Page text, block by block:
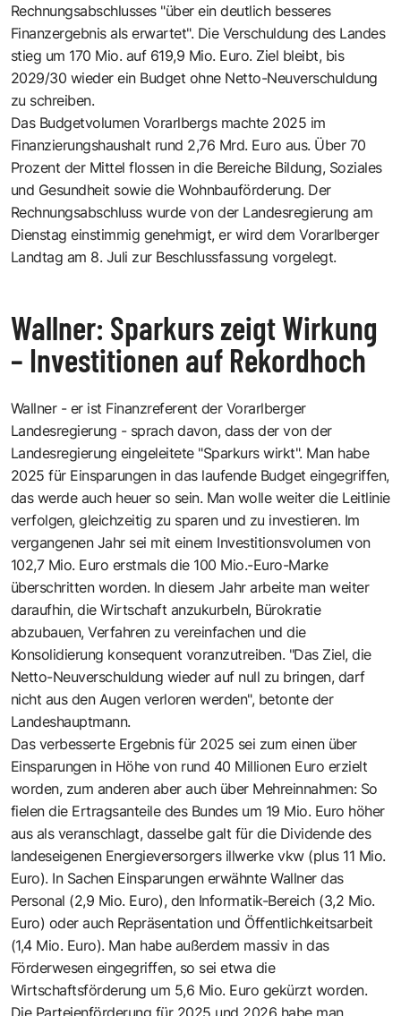
Rechnungsabschlusses "über ein deutlich besseres
Finanzergebnis als erwartet". Die Verschuldung des Landes
stieg um 170 Mio. auf 619,9 Mio. Euro. Ziel bleibt, bis
2029/30 wieder ein Budget ohne Netto-Neuverschuldung
zu schreiben.
Das Budgetvolumen Vorarlbergs machte 2025 im
Finanzierungshaushalt rund 2,76 Mrd. Euro aus. Über 70
Prozent der Mittel flossen in die Bereiche Bildung, Soziales
und Gesundheit sowie die Wohnbauförderung. Der
Rechnungsabschluss wurde von der Landesregierung am
Dienstag einstimmig genehmigt, er wird dem Vorarlberger
Landtag am 8. Juli zur Beschlussfassung vorgelegt.
Wallner: Sparkurs zeigt Wirkung
– Investitionen auf Rekordhoch
Wallner - er ist Finanzreferent der Vorarlberger
Landesregierung - sprach davon, dass der von der
Landesregierung eingeleitete "Sparkurs wirkt". Man habe
2025 für Einsparungen in das laufende Budget eingegriffen,
das werde auch heuer so sein. Man wolle weiter die Leitlinie
verfolgen, gleichzeitig zu sparen und zu investieren. Im
vergangenen Jahr sei mit einem Investitionsvolumen von
102,7 Mio. Euro erstmals die 100 Mio.-Euro-Marke
überschritten worden. In diesem Jahr arbeite man weiter
daraufhin, die Wirtschaft anzukurbeln, Bürokratie
abzubauen, Verfahren zu vereinfachen und die
Konsolidierung konsequent voranzutreiben. "Das Ziel, die
Netto-Neuverschuldung wieder auf null zu bringen, darf
nicht aus den Augen verloren werden", betonte der
Landeshauptmann.
Das verbesserte Ergebnis für 2025 sei zum einen über
Einsparungen in Höhe von rund 40 Millionen Euro erzielt
worden, zum anderen aber auch über Mehreinnahmen: So
fielen die Ertragsanteile des Bundes um 19 Mio. Euro höher
aus als veranschlagt, dasselbe galt für die Dividende des
landeseigenen Energieversorgers illwerke vkw (plus 11 Mio.
Euro). In Sachen Einsparungen erwähnte Wallner das
Personal (2,9 Mio. Euro), den Informatik-Bereich (3,2 Mio.
Euro) oder auch Repräsentation und Öffentlichkeitsarbeit
(1,4 Mio. Euro). Man habe außerdem massiv in das
Förderwesen eingegriffen, so sei etwa die
Wirtschaftsförderung um 5,6 Mio. Euro gekürzt worden.
Die Parteienförderung für 2025 und 2026 habe man